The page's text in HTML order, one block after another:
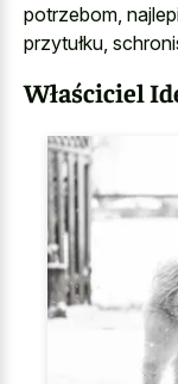
potrzebom,
przytułku,
Właściciel